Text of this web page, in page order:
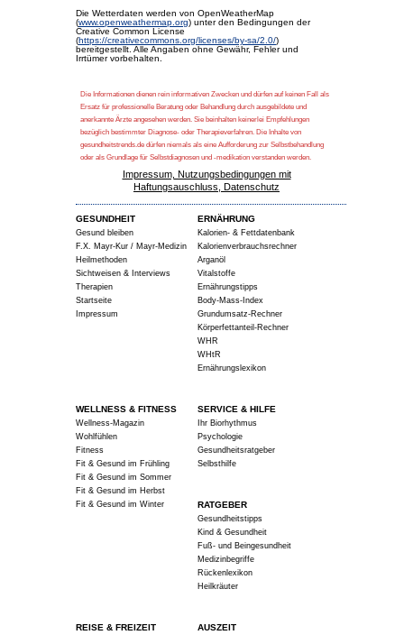
Die Wetterdaten werden von OpenWeatherMap
(www.openweathermap.org) unter den Bedingungen der
Creative Common License
(https://creativecommons.org/licenses/by-sa/2.0/)
bereitgestellt. Alle Angaben ohne Gewähr, Fehler und
Irrtümer vorbehalten.
Die Informationen dienen rein informativen Zwecken und dürfen auf keinen Fall als
Ersatz für professionelle Beratung oder Behandlung durch ausgebildete und
anerkannte Ärzte angesehen werden. Sie beinhalten keinerlei Empfehlungen
bezüglich bestimmter Diagnose- oder Therapieverfahren. Die Inhalte von
gesundheitstrends.de dürfen niemals als eine Aufforderung zur Selbstbehandlung
oder als Grundlage für Selbstdiagnosen und -medikation verstanden werden.
Impressum, Nutzungsbedingungen mit
Haftungsauschluss, Datenschutz
GESUNDHEIT
Gesund bleiben
F.X. Mayr-Kur / Mayr-Medizin
Heilmethoden
Sichtweisen & Interviews
Therapien
Startseite
Impressum
ERNÄHRUNG
Kalorien- & Fettdatenbank
Kalorienverbrauchsrechner
Arganöl
Vitalstoffe
Ernährungstipps
Body-Mass-Index
Grundumsatz-Rechner
Körperfettanteil-Rechner
WHR
WHtR
Ernährungslexikon
WELLNESS & FITNESS
Wellness-Magazin
Wohlfühlen
Fitness
Fit & Gesund im Frühling
Fit & Gesund im Sommer
Fit & Gesund im Herbst
Fit & Gesund im Winter
SERVICE & HILFE
Ihr Biorhythmus
Psychologie
Gesundheitsratgeber
Selbsthilfe
RATGEBER
Gesundheitstipps
Kind & Gesundheit
Fuß- und Beingesundheit
Medizinbegriffe
Rückenlexikon
Heilkräuter
REISE & FREIZEIT AUSZEIT